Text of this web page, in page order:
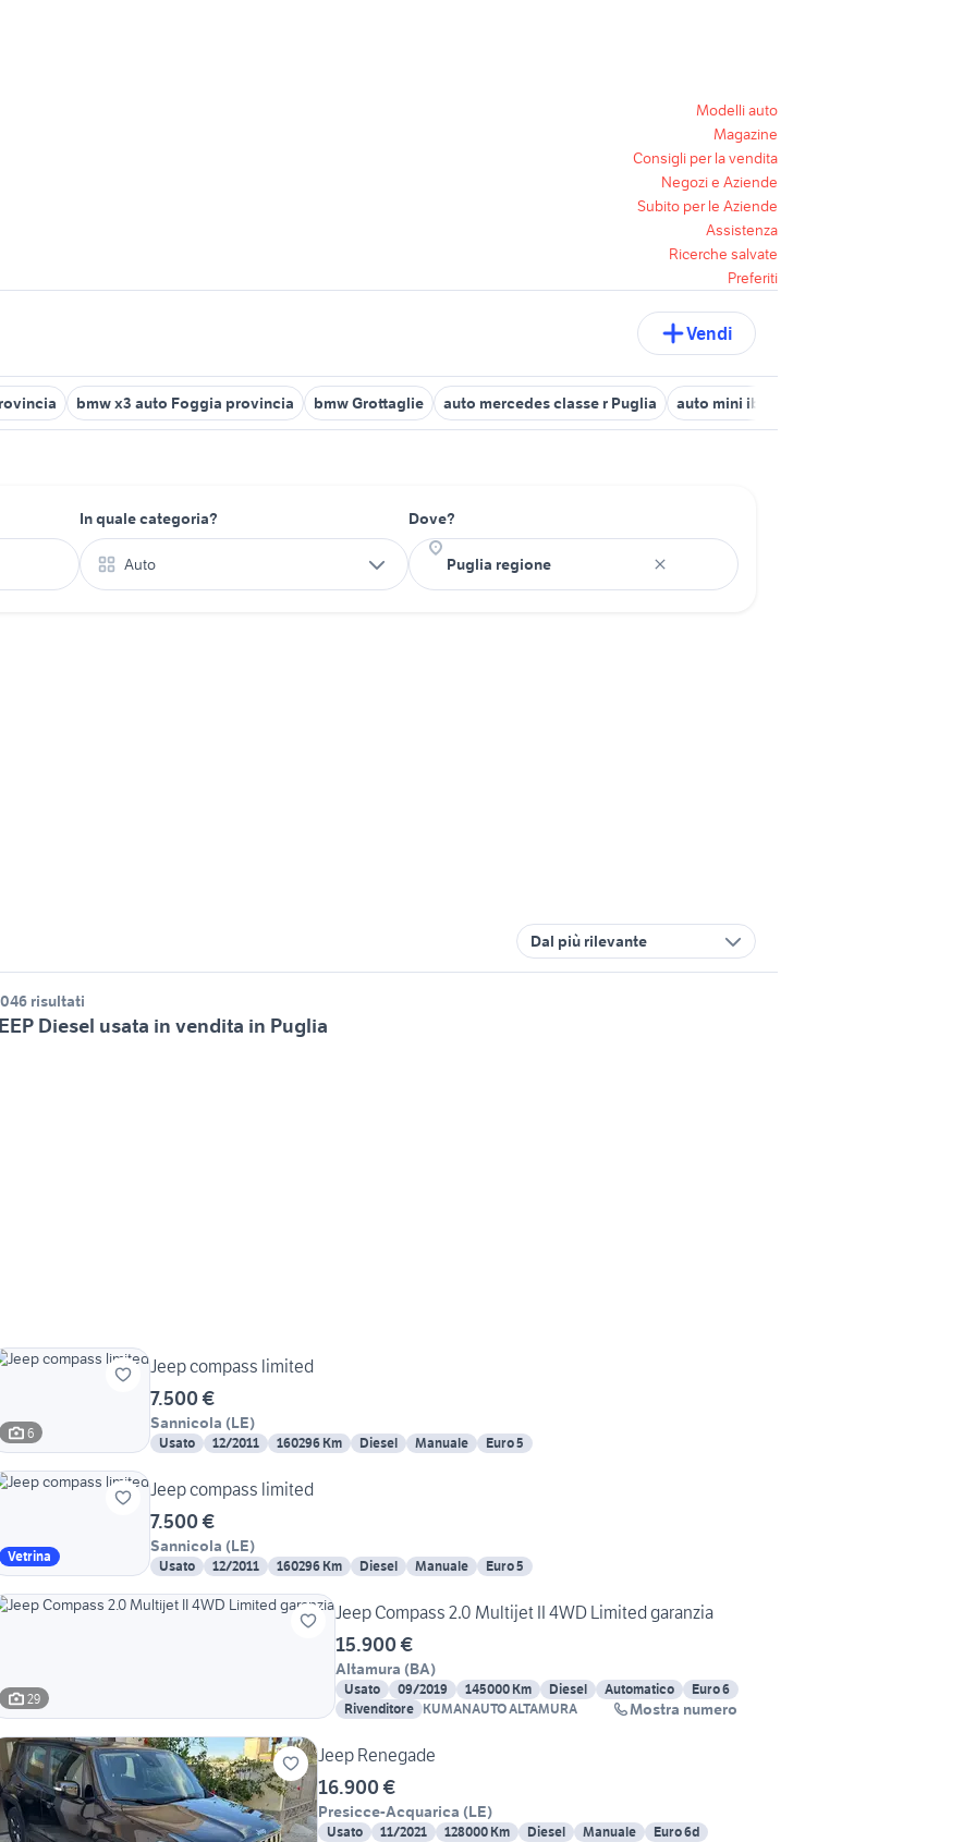
Modelli auto
Magazine
Consigli per la vendita
Negozi e Aziende
Subito per le Aziende
Assistenza
Ricerche salvate
Preferiti
Vendi
bmw x3 auto Foggia provincia bmw Grottaglie auto mercedes classe r Puglia auto mini ibrida Puglia
In quale categoria?
Auto
Dove?
Dal più rilevante
risultati
Diesel usata in vendita in Puglia
6
Jeep compass limited
7.500 €
Sannicola (LE)
Usato 12/2011 160296 Km Diesel Manuale Euro 5
Vetrina
Jeep compass limited
7.500 €
Sannicola (LE)
Usato 12/2011 160296 Km Diesel Manuale Euro 5
29
Jeep Compass 2.0 Multijet II 4WD Limited garanzia
15.900 €
Altamura (BA)
Usato 09/2019 145000 Km Diesel Automatico
Euro 6
Rivenditore KUMANAUTO ALTAMURA Mostra numero
Jeep Renegade
16.900 €
Presicce-Acquarica (LE)
Usato 11/2021 128000 Km Diesel Manuale Euro 6d